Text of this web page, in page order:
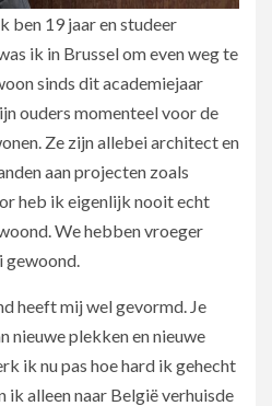
ben 19 jaar en studeer
ik in Brussel om even weg te
sinds dit academiejaar
ouders momenteel voor de
Ze zijn allebei architect en
aan projecten zoals
heb ik eigenlijk nooit echt
We hebben vroeger
heeft mij wel gevormd. Je
nieuwe plekken en nieuwe
ik nu pas hoe hard ik gehecht
ik alleen naar België verhuisde